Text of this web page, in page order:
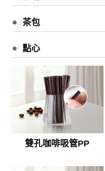
茶包
點心
雙孔咖啡吸管PP